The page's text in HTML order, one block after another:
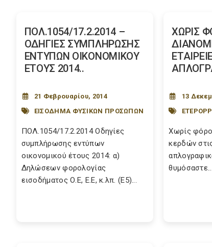
ΠΟΛ.1054/17.2.2014 –
ΟΔΗΓΙΕΣ ΣΥΜΠΛΗΡΩΣΗΣ
ΕΝΤΥΠΩΝ ΟΙΚΟΝΟΜΙΚΟΥ
ΕΤΟΥΣ 2014..
21 Φεβρουαρίου, 2014
ΕΙΣΟΔΗΜΑ ΦΥΣΙΚΩΝ ΠΡΟΣΩΠΩΝ
ΠΟΛ.1054/17.2.2014 Οδηγίες
συμπλήρωσης εντύπων
οικονομικού έτους 2014: α)
Δηλώσεων φορολογίας
εισοδήματος Ο.Ε, Ε.Ε, κ.λπ. (Ε5)...
ΧΩΡΙΣ
13
Χωρίς φόρο
κερδών
θυμόσαστε...